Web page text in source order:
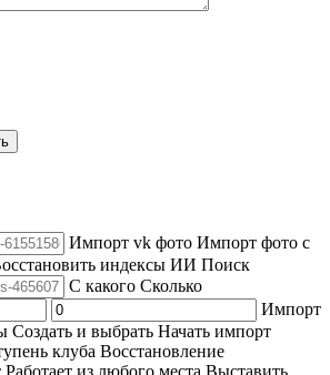
Импорт vk фото Импорт фото с
индексы ИИ Поиск
C какого Сколько
Импорт
Создать и выбрать Начать импорт
клуба Восстановление
Работает из любого места Выставить